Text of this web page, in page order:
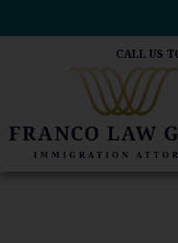
CALL US